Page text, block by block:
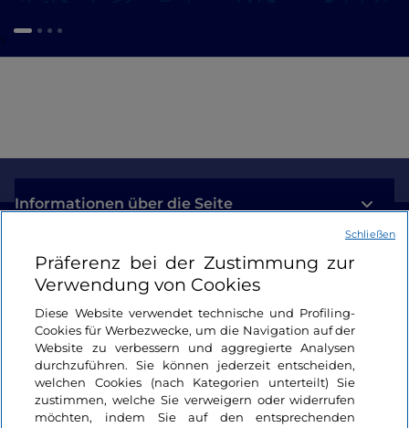
Informationen über die Seite
Nützliche Links
Login
Bleiben wir in Kontakt
Präferenz bei der Zustimmung zur
Verwendung von Cookies
Diese Website verwendet technische und Profiling-
Cookies für Werbezwecke, um die Navigation auf der
Website zu verbessern und aggregierte Analysen
durchzuführen. Sie können jederzeit entscheiden,
welchen Cookies (nach Kategorien unterteilt) Sie
zustimmen, welche Sie verweigern oder widerrufen
möchten, indem Sie auf den entsprechenden
Schließen